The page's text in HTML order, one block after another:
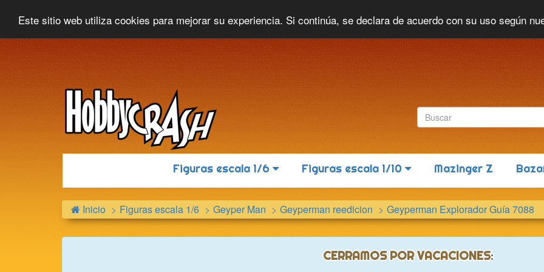
Este sitio web utiliza cookies para mejorar su experiencia. Si continúa, se declara de acuerdo con su uso según
Hobbycrash Novedades Contacto Idioma actual: Español
Figuras escala 1/6 Figuras escala 1/10 Mazinger Z
Inicio Figuras escala 1/6 Geyper Man Geyperman reedicion Geyperman Explorador Guía 7088
CERRAMOS POR VACACIONES: